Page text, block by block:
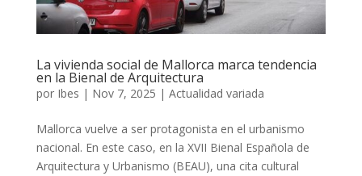
La vivienda social de Mallorca marca tendencia
en la Bienal de Arquitectura
por Ibes | Nov 7, 2025 | Actualidad variada
Mallorca vuelve a ser protagonista en el urbanismo
nacional. En este caso, en la XVII Bienal Española de
Arquitectura y Urbanismo (BEAU), una cita cultural